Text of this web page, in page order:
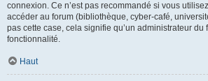
connexion. Ce n’est pas recommandé si vous
accéder au forum (bibliothèque, cyber-café,
pas cette case, cela signifie qu’un administrateur du
fonctionnalité.
Haut